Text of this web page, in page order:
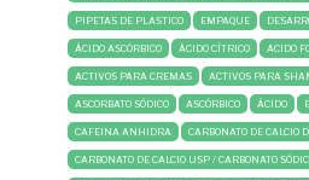
PIPETAS DE PLASTICO EMPAQUE
ÁCIDO ASCÓRBICO ÁCIDO CÍTRICO ACIDO
ACTIVOS PARA CREMAS ACTIVOS PARA
ASCORBATO SÓDICO ASCÓRBICO ÁCIDO
CAFEINA ANHIDRA CARBONATO DE CALCIO
CARBONATO DE CALCIO USP / CARBONATO